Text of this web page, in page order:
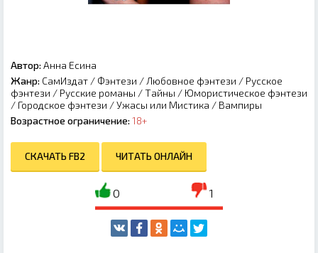
Автор: Анна Есина
Жанр: СамИздат / Фэнтези / Любовное фэнтези / Русское
фэнтези / Русские романы /Тайны / Юмористическое фэнтези
/ Городское фэнтези /Ужасы или Мистика / Вампиры
Возрастное ограничение: 18+
СКАЧАТЬ FB2 ЧИТАТЬ ОНЛАЙН
0 1